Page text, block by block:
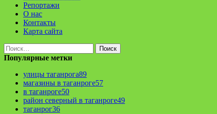
Репортажи
О нас
Контакты
Карта сайта
Найти:
Популярные метки
улицы таганрога89
магазины в таганроге57
в таганроге50
район северный в таганроге49
таганрог36